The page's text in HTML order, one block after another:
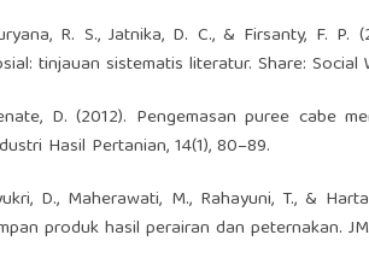
R. S., Jatnika, D. C., & Firsanty, F.
tinjauan sistematis literatur. Share: Social
D. (2012). Pengemasan puree cabe
Hasil Pertanian, 14(1), 80–89.
D., Maherawati, M., Rahayuni, T., &
produk hasil perairan dan peternakan.